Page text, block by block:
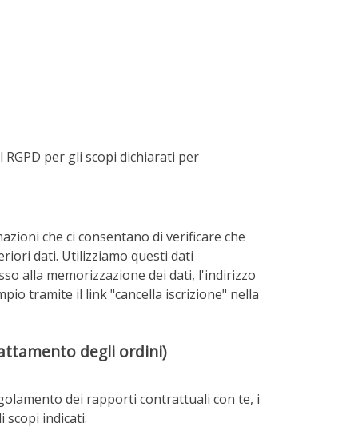
per gli scopi dichiarati per
che ci consentano di verificare che
dati. Utilizziamo questi dati
alla memorizzazione dei dati, l'indirizzo
tramite il link "cancella iscrizione" nella
degli ordini)
dei rapporti contrattuali con te, i
indicati.